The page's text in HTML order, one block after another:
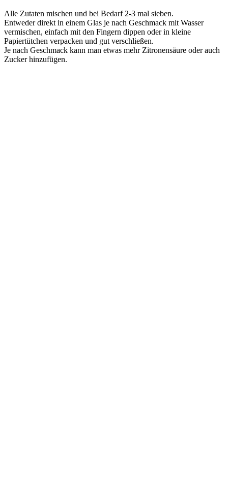
Alle Zutaten mischen und bei Bedarf 2-3 mal sieben.
Entweder direkt in einem Glas je nach Geschmack mit Wasser
vermischen, einfach mit den Fingern dippen oder in kleine
Papiertütchen verpacken und gut verschließen.
Je nach Geschmack kann man etwas mehr Zitronensäure oder auch
Zucker hinzufügen.